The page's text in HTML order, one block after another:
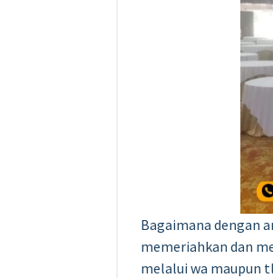
Bagaimana dengan
memeriahkan dan
melalui wa maupun